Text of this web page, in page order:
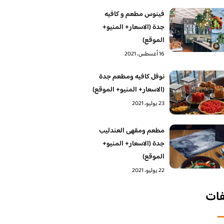
فينوس مطعم و كافيه
جدة (الاسعار+ المنيو+
الموقع)
16 أغسطس، 2021
نوفل كافيه ومطعم جدة
(الاسعار+ المنيو+ الموقع)
23 يوليو، 2021
مطعم ومقهى العندليب
جدة (الاسعار+ المنيو+
الموقع)
22 يوليو، 2021